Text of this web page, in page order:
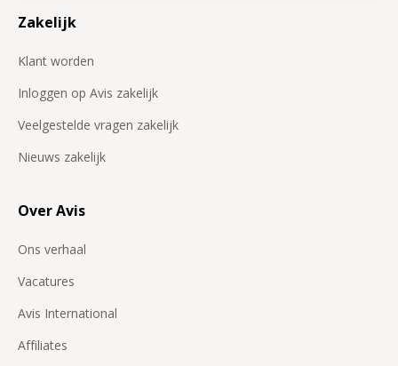
Zakelijk
Klant worden
Inloggen op Avis zakelijk
Veelgestelde vragen zakelijk
Nieuws zakelijk
Over Avis
Ons verhaal
Vacatures
Avis International
Affiliates